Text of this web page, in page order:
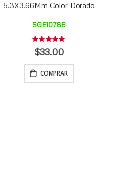
5.3X3.66Mm Color Dorado
SGE10786
Rating:
0%
$33.00
COMPRAR